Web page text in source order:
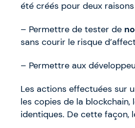
été créés pour deux
– Permettre de tester de
sans courir le risque
– Permettre aux
Les actions effectuées sur
les copies de la blockchain,
identiques. De cette façon,